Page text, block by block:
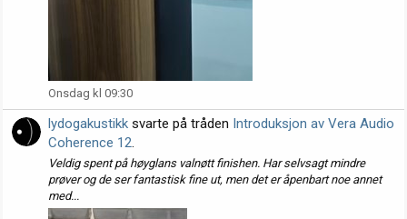
Onsdag kl 09:30
lydogakustikk svarte på tråden Introduksjon av Vera Audio
Coherence 12.
Veldig spent på høyglans valnøtt finishen. Har selvsagt mindre
prøver og de ser fantastisk fine ut, men det er åpenbart noe annet
med...